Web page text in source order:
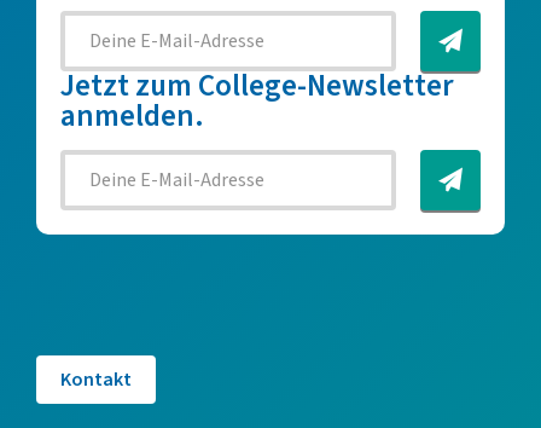
Jetzt zum College-Newsletter
anmelden.
Kontakt